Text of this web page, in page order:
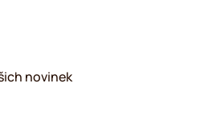
novinek